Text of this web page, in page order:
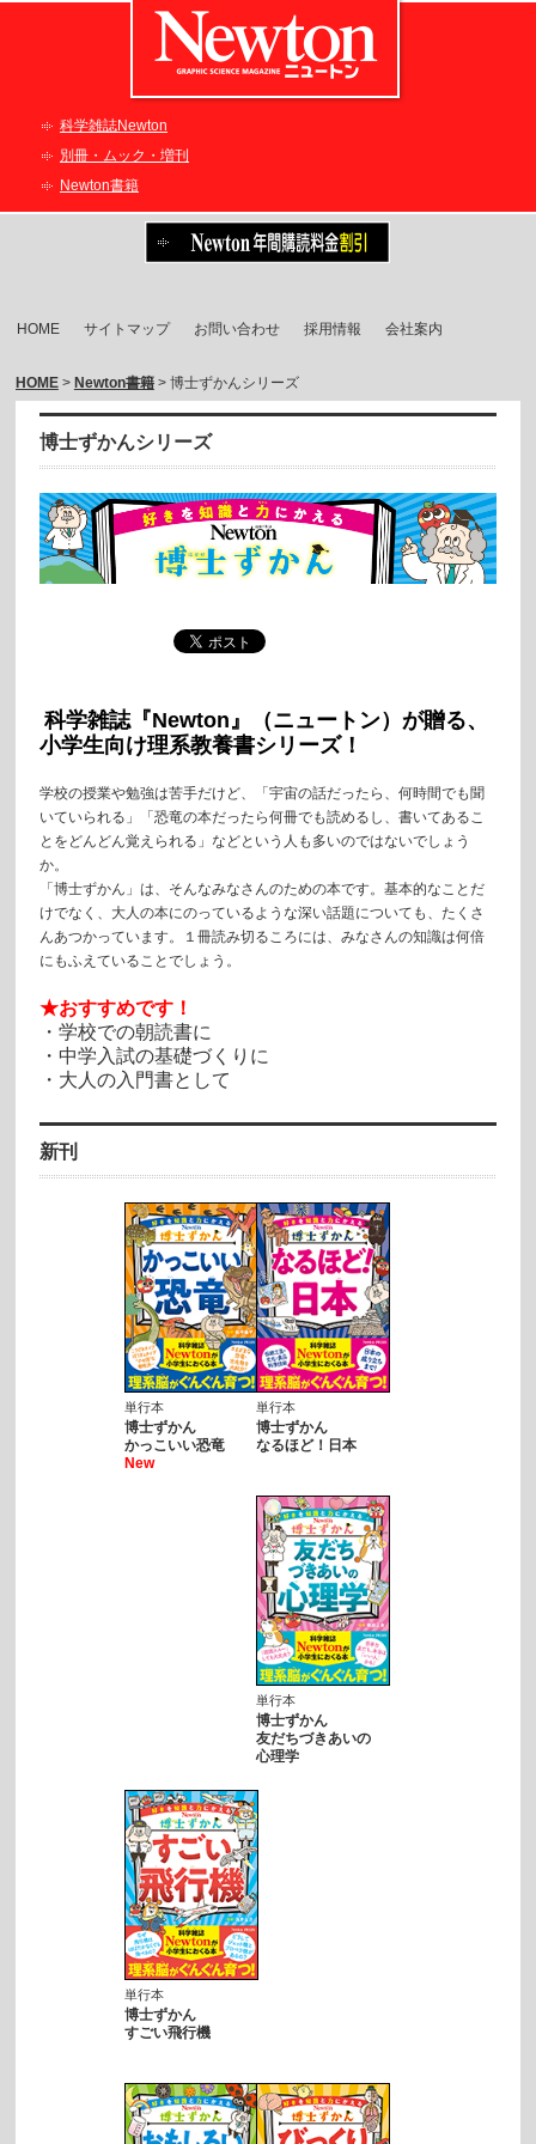
科学雑誌Newton
別冊・ムック・増刊
Newton書籍
HOME サイトマップ お問い合わせ 採用情報 会社案内
HOME> Newton書籍> 博士ずかんシリーズ
博士ずかんシリーズ
科学雑誌『Newton』（ニュートン）が贈る、
小学生向け理系教養書シリーズ！
学校の授業や勉強は苦手だけど、「宇宙の話だったら、何時間でも聞
いていられる」「恐竜の本だったら何冊でも読めるし、書いてあるこ
とをどんどん覚えられる」などという人も多いのではないでしょう
か。
「博士ずかん」は、そんなみなさんのための本です。基本的なことだ
けでなく、大人の本にのっているような深い話題についても、たくさ
んあつかっています。１冊読み切るころには、みなさんの知識は何倍
にもふえていることでしょう。
★おすすめです！
・学校での朝読書に
・中学入試の基礎づくりに
・大人の入門書として
新刊
単行本
博士ずかん
かっこいい恐竜
New
単行本
博士ずかん
なるほど！日本
単行本
博士ずかん
友だちづきあいの
心理学
単行本
博士ずかん
すごい飛行機